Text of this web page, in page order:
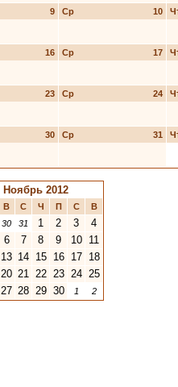
9 10
Ср
16 17
Ср
23 24
Ср
30 31
Ср
Ноябрь 2012
В С Ч П С
В
30 31 1 2 3 4
6 7 8 9 10 11
13 14 15 16 17 18
20 21 22 23 24 25
27 28 29 30 1 2